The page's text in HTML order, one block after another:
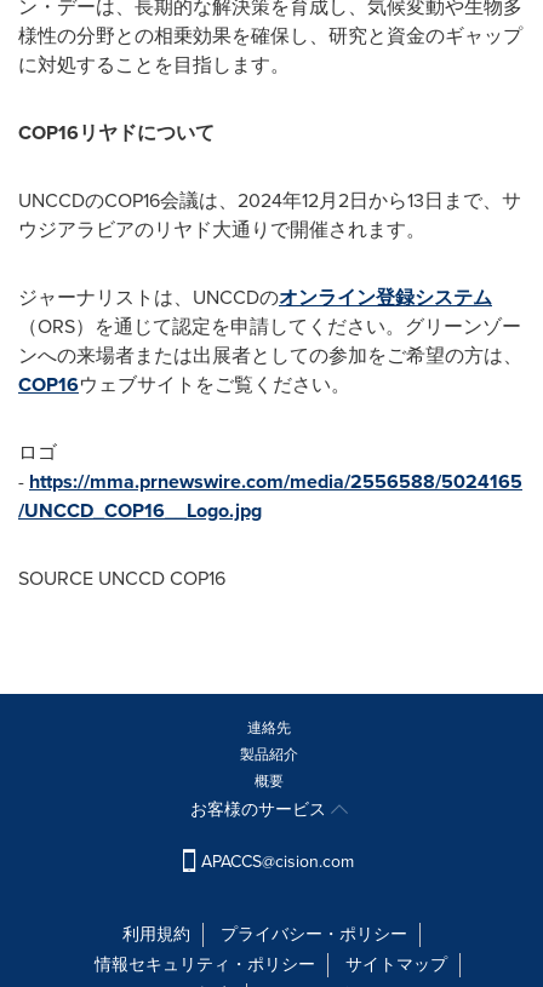
ン・デーは、長期的な解決策を育成し、気候変動や生物多
様性の分野との相乗効果を確保し、研究と資金のギャップ
に対処することを目指します。
COP16リヤドについて
UNCCDのCOP16会議は、2024年12月2日から13日まで、サ
ウジアラビアのリヤド大通りで開催されます。
ジャーナリストは、UNCCDのオンライン登録システム
（ORS）を通じて認定を申請してください。グリーンゾー
ンへの来場者または出展者としての参加をご希望の方は、
COP16ウェブサイトをご覧ください。
ロゴ
- https://mma.prnewswire.com/media/2556588/5024165
/UNCCD_COP16__Logo.jpg
SOURCE UNCCDCOP16
連絡先
製品紹介
概要
お客様のサービス
APACCS@cision.com
利用規約
プライバシー・ポリシー
情報セキュリティ・ポリシー
サイトマップ